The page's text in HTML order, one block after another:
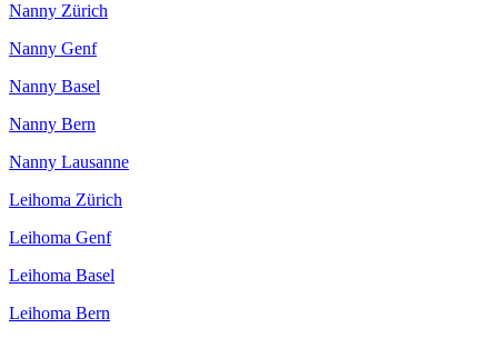
Nanny Zürich
Nanny Genf
Nanny Basel
Nanny Bern
Nanny Lausanne
Leihoma Zürich
Leihoma Genf
Leihoma Basel
Leihoma Bern